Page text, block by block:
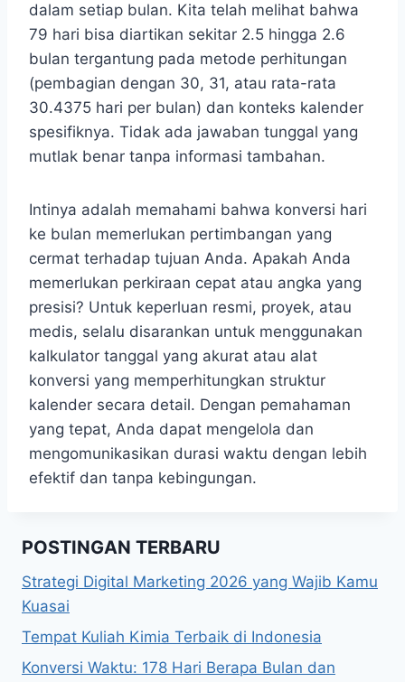
dalam setiap bulan. Kita telah melihat bahwa
79 hari bisa diartikan sekitar 2.5 hingga 2.6
bulan tergantung pada metode perhitungan
(pembagian dengan 30, 31, atau rata-rata
30.4375 hari per bulan) dan konteks kalender
spesifiknya. Tidak ada jawaban tunggal yang
mutlak benar tanpa informasi tambahan.
Intinya adalah memahami bahwa konversi hari
ke bulan memerlukan pertimbangan yang
cermat terhadap tujuan Anda. Apakah Anda
memerlukan perkiraan cepat atau angka yang
presisi? Untuk keperluan resmi, proyek, atau
medis, selalu disarankan untuk menggunakan
kalkulator tanggal yang akurat atau alat
konversi yang memperhitungkan struktur
kalender secara detail. Dengan pemahaman
yang tepat, Anda dapat mengelola dan
mengomunikasikan durasi waktu dengan lebih
efektif dan tanpa kebingungan.
POSTINGAN TERBARU
Strategi Digital Marketing 2026 yang Wajib Kamu
Kuasai
Tempat Kuliah Kimia Terbaik di Indonesia
Konversi Waktu: 178 Hari Berapa Bulan dan